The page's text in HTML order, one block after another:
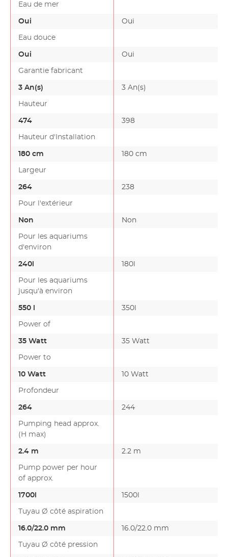
Eau de mer
Oui Oui
Eau douce
Oui Oui
Garantie fabricant
3 An(s) 3 An(s)
Hauteur
474 398
Hauteur d'Installation
180 cm 180 cm
Largeur
264 238
Pour l'extérieur
Non Non
Pour les aquariums
d'environ
240l 180l
Pour les aquariums
jusqu'à environ
550 l 350l
Power of
35 Watt 35 Watt
Power to
10 Watt 10 Watt
Profondeur
264 244
Pumping head approx.
(H max)
2.4 m 2.2 m
Pump power per hour
of approx.
1700l 1500l
Tuyau Ø côté aspiration
16.0/22.0 mm 16.0/22.0 mm
Tuyau Ø côté pression